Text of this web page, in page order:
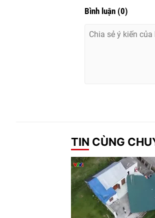
Bình luận (0)
TIN CÙNG